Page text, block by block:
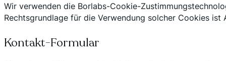
Wir verwenden die Borlabs-Cookie-
Rechtsgrundlage für die Verwendung solcher Cookies ist
Kontakt-Formular